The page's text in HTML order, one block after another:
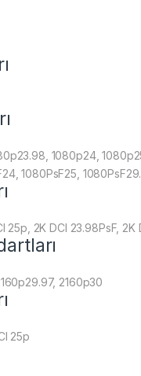
1080p24,
1080PsF25,
25p, 2K DCI 23.98PsF, 2K
2160p30
25p